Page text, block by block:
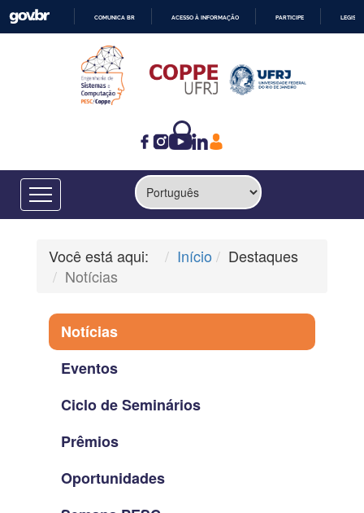
CONTEÚDO
COMUNICA BR ACESSO À INFORMAÇÃO PARTICIPE
Você está aqui: Início
Destaques
Notícias
Notícias
Eventos
Ciclo de Seminários
Prêmios
Oportunidades